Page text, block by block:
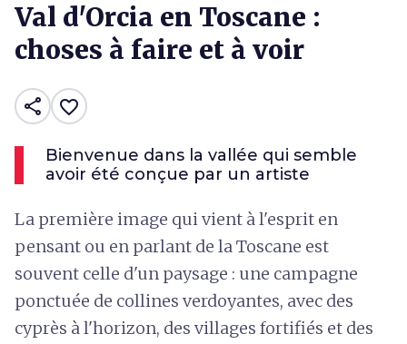
Val d'Orcia en Toscane :
choses à faire et à voir
share favorite_border
Bienvenue dans la vallée qui semble
avoir été conçue par un artiste
La première image qui vient à l'esprit en
pensant ou en parlant de la Toscane est
souvent celle d'un paysage : une campagne
ponctuée de collines verdoyantes, avec des
cyprès à l'horizon, des villages fortifiés et des